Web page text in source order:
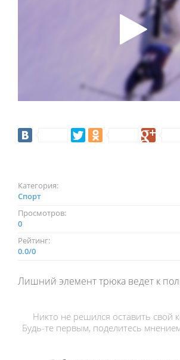
Категория:
Спорт
Просмотров:
0
Рейтинг:
0.0/0
Лишний элемент трюка ведет к
Никто не решился оставить свой
Будь-те первым, поделитесь